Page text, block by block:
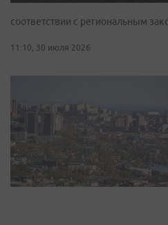
соответствии с региональным
11:10, 30 июля 2026